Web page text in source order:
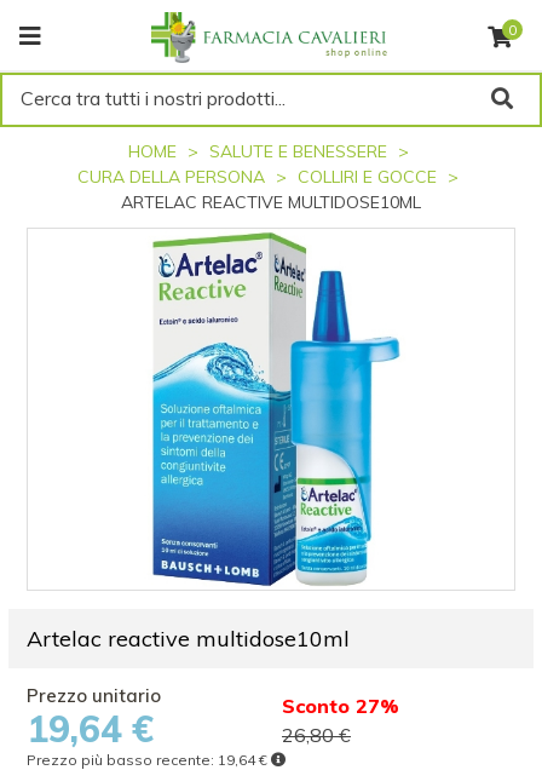
0
Cerca tra tutti i nostri prodotti...
HOME
SALUTE E BENESSERE
CURA DELLA PERSONA
COLLIRI E GOCCE
ARTELAC REACTIVE MULTIDOSE10ML
Artelac reactive multidose10ml
19,64 €
Sconto 27%
26,80 €
Prezzo più basso recente: 19,64 €